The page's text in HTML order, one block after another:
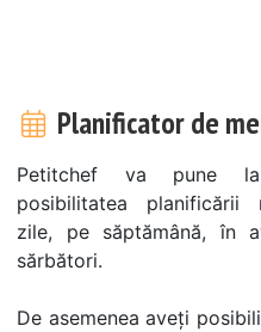
Planificator de
Petitchef va pune
posibilitatea planificării
zile, pe săptămână, în
sărbători.
De asemenea aveți